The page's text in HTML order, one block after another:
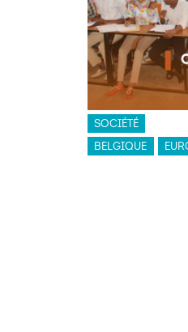
SOCIÉTÉ
BELGIQUE